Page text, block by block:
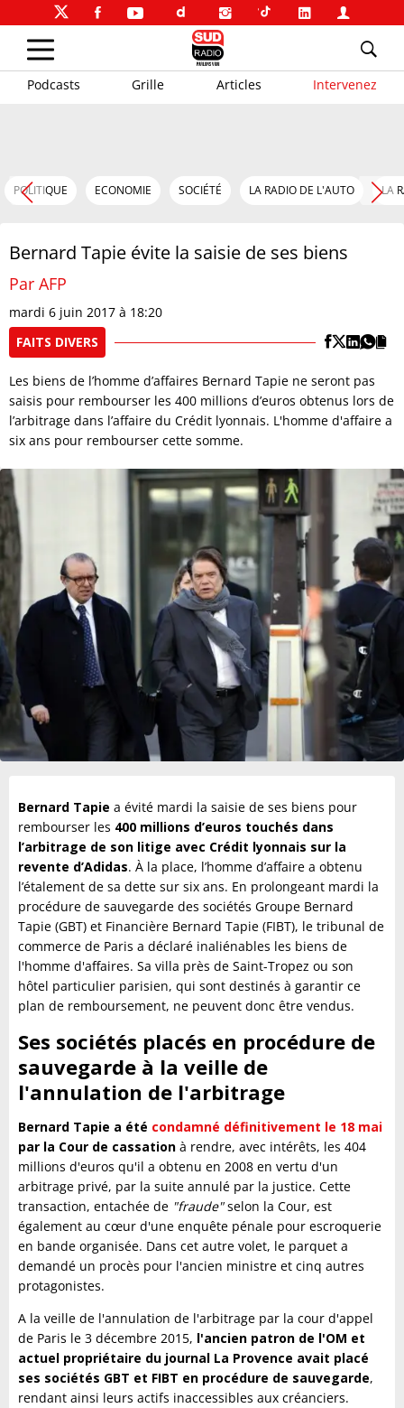
Podcasts Grille Articles Intervenez
POLITIQUE ECONOMIE SOCIÉTÉ LA RADIO DE L'AUTO LA
Bernard Tapie évite la saisie de ses biens
Par AFP
mardi 6 juin 2017 à 18:20
FAITS DIVERS
Les biens de l’homme d’affaires Bernard Tapie ne seront pas
saisis pour rembourser les 400 millions d’euros obtenus lors de
l’arbitrage dans l’affaire du Crédit lyonnais. L'homme d'affaire a
six ans pour rembourser cette somme.
Bernard Tapie a évité mardi la saisie de ses biens pour
rembourser les 400 millions d’euros touchés dans
l’arbitrage de son litige avec Crédit lyonnais sur la
revente d’Adidas. À la place, l’homme d’affaire a obtenu
l’étalement de sa dette sur six ans. En prolongeant mardi la
procédure de sauvegarde des sociétés Groupe Bernard
Tapie (GBT) et Financière Bernard Tapie (FIBT), le tribunal de
commerce de Paris a déclaré inaliénables les biens de
l'homme d'affaires. Sa villa près de Saint-Tropez ou son
hôtel particulier parisien, qui sont destinés à garantir ce
plan de remboursement, ne peuvent donc être vendus.
Ses sociétés placés en procédure de
sauvegarde à la veille de
l'annulation de l'arbitrage
Bernard Tapie a été condamné définitivement le 18 mai
par la Cour de cassation à rendre, avec intérêts, les 404
millions d'euros qu'il a obtenu en 2008 en vertu d'un
arbitrage privé, par la suite annulé par la justice. Cette
transaction, entachée de "fraude"selon la Cour, est
également au cœur d'une enquête pénale pour escroquerie
en bande organisée. Dans cet autre volet, le parquet a
demandé un procès pour l'ancien ministre et cinq autres
protagonistes.
A la veille de l'annulation de l'arbitrage par la cour d'appel
de Paris le 3 décembre 2015, l'ancien patron de l'OM et
actuel propriétaire du journal La Provence avait placé
ses sociétés GBT et FIBT en procédure de sauvegarde,
rendant ainsi leurs actifs inaccessibles aux créanciers.